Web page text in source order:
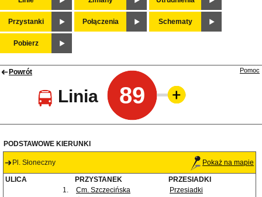
Przystanki Połączenia Schematy
Pobierz
Powrót
Linia 89
Pomoc
PODSTAWOWE KIERUNKI
Pl. Słoneczny Pokaż na mapie
ULICA PRZYSTANEK
PRZESIADKI
1.
Cm. Szczecińska
Przesiadki